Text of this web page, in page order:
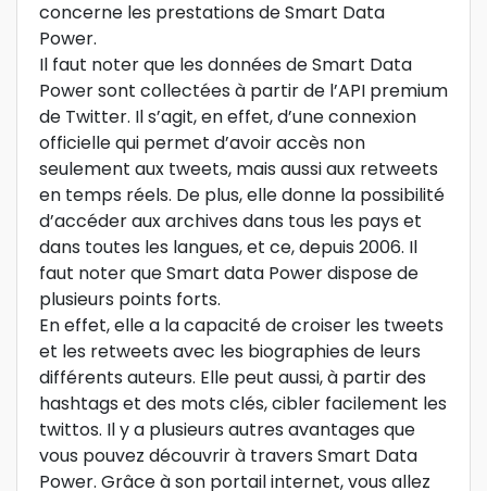
concerne les prestations de Smart Data
Power.
Il faut noter que les données de Smart Data
Power sont collectées à partir de l’API premium
de Twitter. Il s’agit, en effet, d’une connexion
officielle qui permet d’avoir accès non
seulement aux tweets, mais aussi aux retweets
en temps réels. De plus, elle donne la possibilité
d’accéder aux archives dans tous les pays et
dans toutes les langues, et ce, depuis 2006. Il
faut noter que Smart data Power dispose de
plusieurs points forts.
En effet, elle a la capacité de croiser les tweets
et les retweets avec les biographies de leurs
différents auteurs. Elle peut aussi, à partir des
hashtags et des mots clés, cibler facilement les
twittos. Il y a plusieurs autres avantages que
vous pouvez découvrir à travers Smart Data
Power. Grâce à son portail internet, vous allez